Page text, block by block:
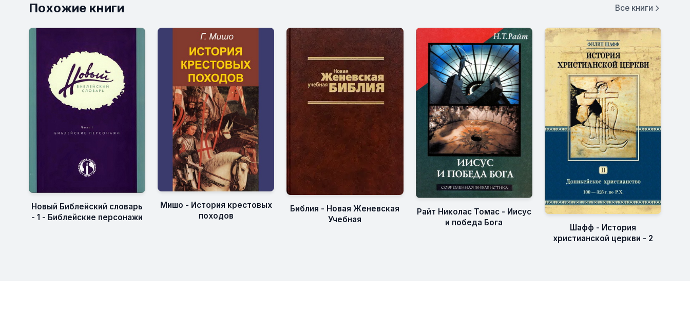
Похожие книги Все книги
Новый Библейский словарь
- 1 - Библейские персонажи
Мишо - История крестовых
походов
Библия - Новая Женевская
Учебная
Райт Николас Томас - Иисус
и победа Бога
Шафф - История
христианской церкви - 2